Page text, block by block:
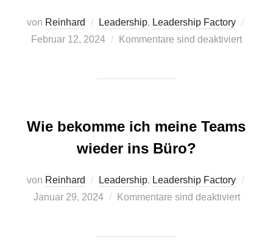
von Reinhard Leadership, Leadership Factory
Februar 12, 2024 Kommentare sind deaktiviert
Wie bekomme ich meine Teams
wieder ins Büro?
von Reinhard Leadership, Leadership Factory
Januar 29, 2024 Kommentare sind deaktiviert